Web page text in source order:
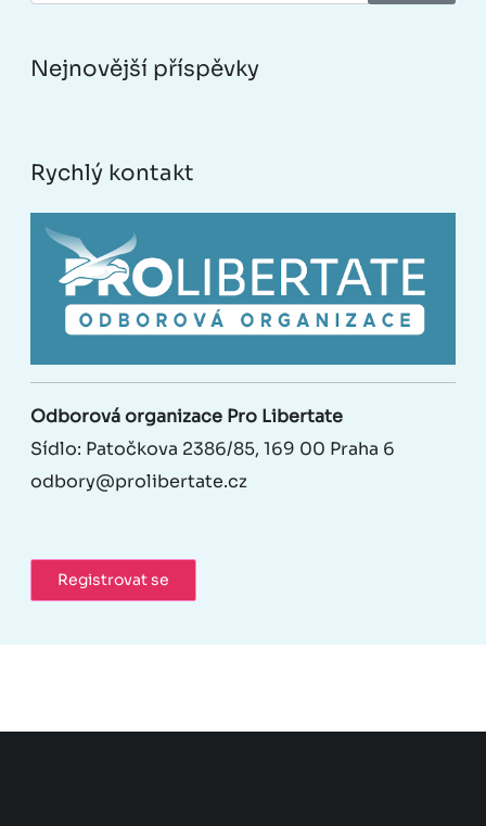
Nejnovější příspěvky
Rychlý kontakt
Odborová organizace Pro Libertate
Sídlo: Patočkova 2386/85, 169 00 Praha 6
odbory@prolibertate.cz
Registrovat se